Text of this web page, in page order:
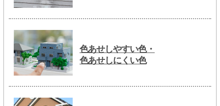
色あせしやすい色・
色あせしにくい色